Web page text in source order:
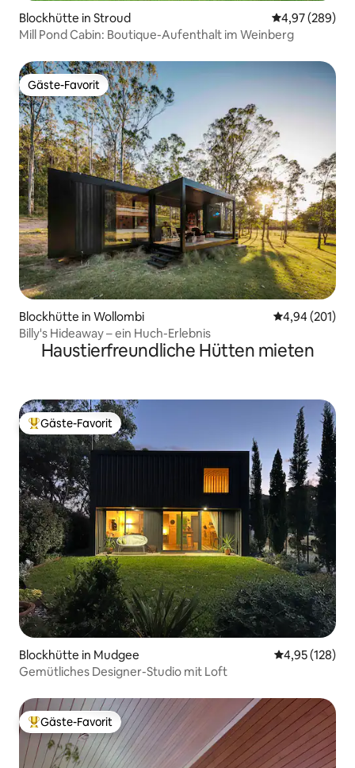
Blockhütte in Stroud
4,97 (289)
Mill Pond Cabin: Boutique-Aufenthalt im Weinberg
Gäste-Favorit
Gäste-Favorit
Blockhütte in Wollombi
4,94 (201)
Billy's Hideaway – ein Huch-Erlebnis
Haustierfreundliche Hütten mieten
Beliebter Gäste-Favorit.
Gäste-Favorit
Blockhütte in Mudgee
4,95 (128)
Gemütliches Designer-Studio mit Loft
Beliebter Gäste-Favorit.
Gäste-Favorit